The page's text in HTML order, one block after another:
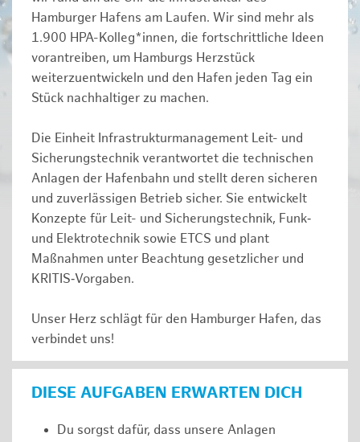
Hamburger Hafens am Laufen. Wir sind mehr als
1.900 HPA-Kolleg*innen, die fortschrittliche Ideen
vorantreiben, um Hamburgs Herzstück
weiterzuentwickeln und den Hafen jeden Tag ein
Stück nachhaltiger zu machen.
Die Einheit Infrastrukturmanagement Leit- und
Sicherungstechnik verantwortet die technischen
Anlagen der Hafenbahn und stellt deren sicheren
und zuverlässigen Betrieb sicher. Sie entwickelt
Konzepte für Leit- und Sicherungstechnik, Funk‑
und Elektrotechnik sowie ETCS und plant
Maßnahmen unter Beachtung gesetzlicher und
KRITIS‑Vorgaben.
Unser Herz schlägt für den Hamburger Hafen, das
verbindet uns!
DIESE AUFGABEN ERWARTEN DICH
Du sorgst dafür, dass unsere Anlagen